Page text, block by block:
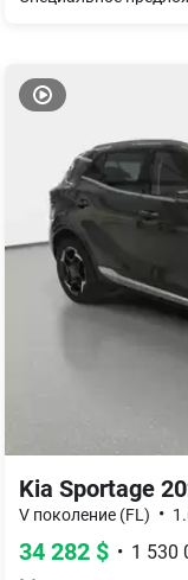
Kia Sportage
V поколение (FL) •
34 282 $ • 1 530